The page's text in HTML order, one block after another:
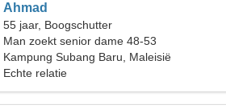
Ahmad
55 jaar, Boogschutter
Man zoekt senior dame 48-53
Kampung Subang Baru, Maleisië
Echte relatie